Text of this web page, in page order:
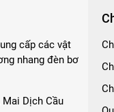
cấp các vật
nhang đèn bơ
Mai Dịch Cầu